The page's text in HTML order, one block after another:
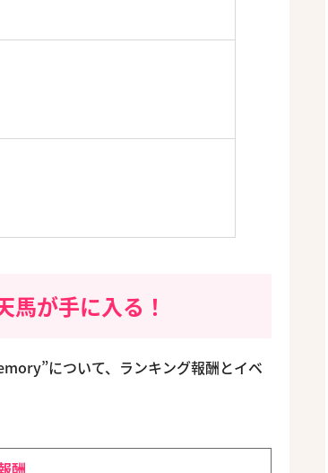
馬が手に入る！
について、ランキング報酬とイベ
酬